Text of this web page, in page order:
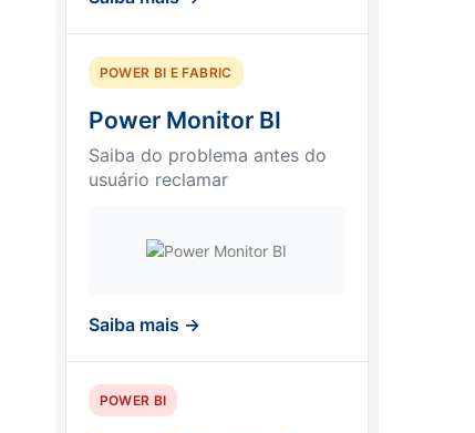
POWER BI E FABRIC
Power Monitor BI
Saiba do problema antes do
usuário reclamar
Saiba mais →
POWER BI